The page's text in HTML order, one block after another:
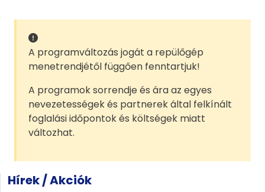
A programváltozás jogát a repülőgép
menetrendjétől függően fenntartjuk!
A programok sorrendje és ára az egyes
nevezetességek és partnerek által felkínált
foglalási időpontok és költségek miatt
változhat.
Hírek / Akciók